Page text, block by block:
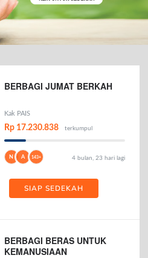
BERBAGI JUMAT BERKAH
Kak PAIS
Rp 17.230.838 terkumpul
N A 143+ 4 bulan, 23 hari lagi
SIAP SEDEKAH
BERBAGI BERAS UNTUK
KEMANUSIAAN